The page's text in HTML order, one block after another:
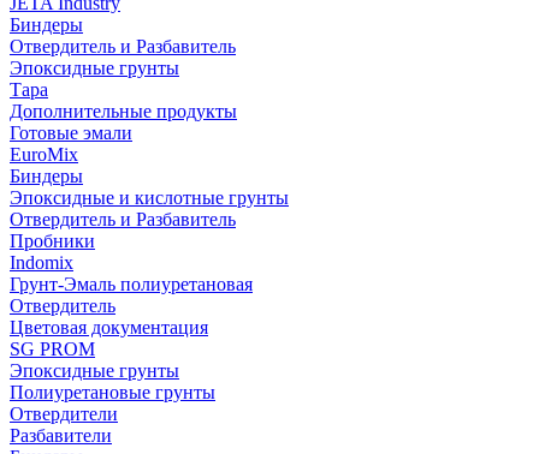
Биндеры
Отвердитель и Разбавитель
Эпоксидные грунты
Тара
Дополнительные продукты
Готовые эмали
EuroMix
Биндеры
Эпоксидные и кислотные грунты
Отвердитель и Разбавитель
Пробники
Indomix
Грунт-Эмаль полиуретановая
Отвердитель
Цветовая документация
SG PROM
Эпоксидные грунты
Полиуретановые грунты
Отвердители
Разбавители